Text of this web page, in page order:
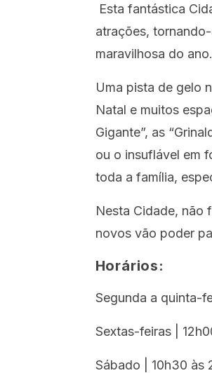
Esta fantástica
atrações,
maravilhosa do ano.
Uma pista de gelo
Natal e muitos
Gigante”, as
ou o insuflável em
toda a família,
Nesta Cidade, não
novos vão poder
Horários:
Segunda a quinta-
Sextas-feiras |
Sábado | 10h30 às